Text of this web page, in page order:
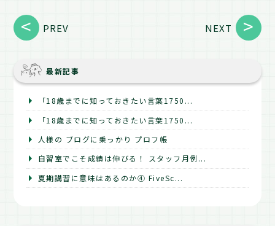
PREV NEXT
最新記事
「18歳までに知っておきたい言葉1750...
「18歳までに知っておきたい言葉1750...
人様の ブログに乗っかり プロフ帳
自習室でこそ成績は伸びる！ スタッフ月例...
夏期講習に意味はあるのか④ FiveSc...